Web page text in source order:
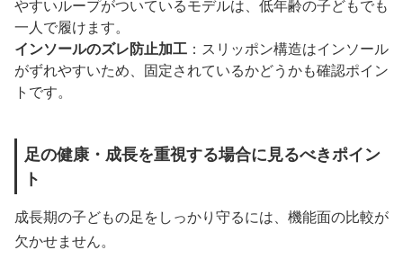
やすいループがついているモデルは、低年齢の子どもでも
一人で履けます。
インソールのズレ防止加工 ：スリッポン構造はインソール
がずれやすいため、固定されているかどうかも確認ポイン
トです。
足の健康・成長を重視する場合に見るべきポイン
ト
成長期の子どもの足をしっかり守るには、機能面の比較が
欠かせません。